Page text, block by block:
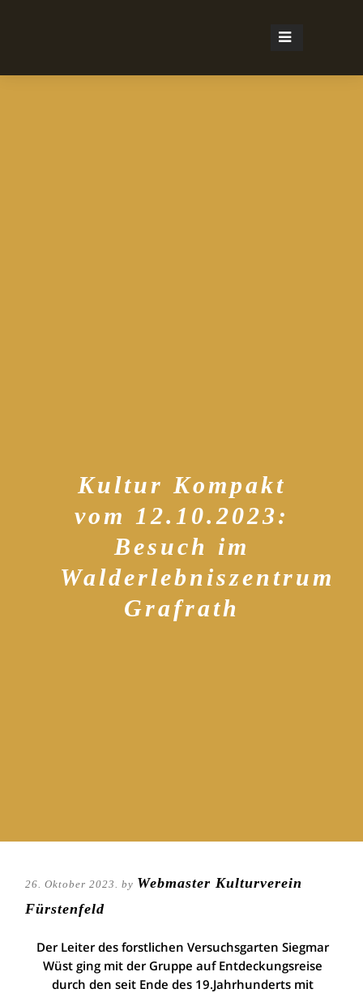
Kultur Kompakt
vom 12.10.2023:
Besuch im
Walderlebniszentrum
Grafrath
26. Oktober 2023. by Webmaster Kulturverein
Fürstenfeld
Der Leiter des forstlichen Versuchsgarten Siegmar
Wüst ging mit der Gruppe auf Entdeckungsreise
durch den seit Ende des 19.Jahrhunderts mit